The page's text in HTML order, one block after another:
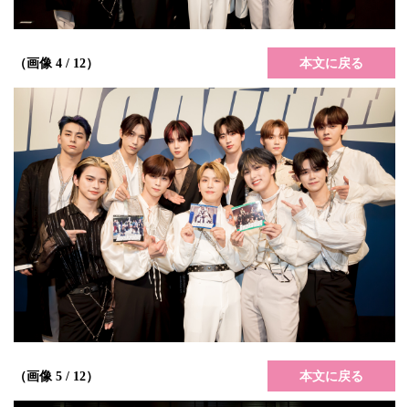
（画像 4 / 12） 本文に戻る
（画像 5 / 12） 本文に戻る